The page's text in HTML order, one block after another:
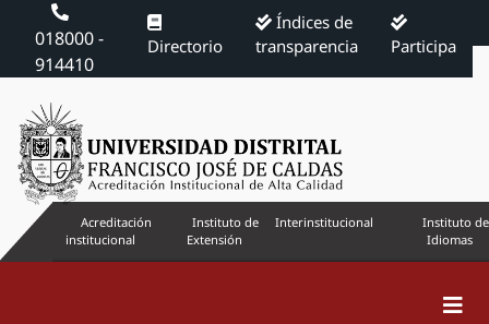
018000 -
914410
Directorio
Índices de
transparencia
Participa
Acreditación
institucional
Instituto de
Extensión
Interinstitucional
Instituto de
Idiomas